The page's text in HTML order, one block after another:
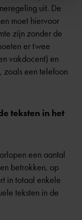
uit. De
moet hiervoor
zijn zonder de
er twee
vakdocent) en
zoals een telefoon
teksten in het
een aantal
betrokken, op
in totaal enkele
teksten in de